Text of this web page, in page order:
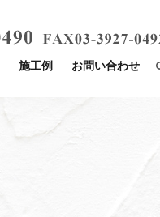
施工例 お問い合わせ